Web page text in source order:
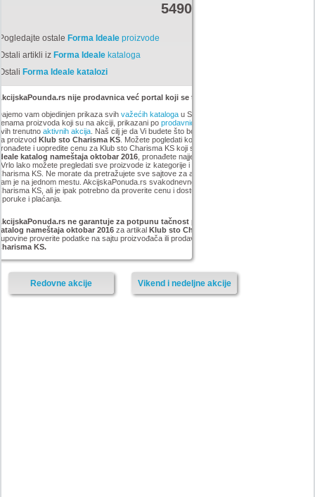
5490Din
ostale Forma Idealeproizvode
artikli iz Forma Idealekataloga
Forma Ideale katalozi
nije prodavnica već portal koji se trudi da uštedi vaš novac.
vam objedinjen prikaza svih važećih katalogau Srbiji, sa popustima i sniženim
proizvoda koji su na akciji, prikazani po prodavnicama
trenutno aktivnih akcija. Naš cilj je da Vi budete što bolje informisani o popustima i ceni
proizvod Klub sto Charisma KS. Možete pogledati kompletan
i uopredite cenu za Klub sto Charisma KS koji smo mi pronašli na akciji
katalog nameštaja oktobar 2016, pronađete najjeftiniji Klub sto Charisma KS u grupi
lako možete pregledati sve proizvode iz kategorije i pronaći najnižu cenu za Klub sto
KS. Ne morate da pretražujete sve sajtove za artikal Klub sto Charisma KS, sve
je na jednom mestu. AkcijskaPonuda.rs svakodnevno ažurira cene za Klub sto
KS, ali je ipak potrebno da proverite cenu i dostupnost sa prodavcem, kao i načinu
i plaćanja.
ne garantuje za potpunu tačnost podataka iz akcije Forma Ideale
nameštaja oktobar 2016za artikal Klub sto Charisma
proverite podatke na sajtu proizvođača ili prodavnice za proizvod
KS.
Vikend i nedeljne akcije
Redovne akcije